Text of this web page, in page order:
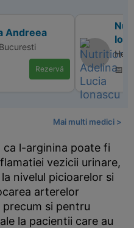
Andreea
Rezervă
📅
Mai multi medici >
ca l-arginina poate fi
vezicii urinare,
nivelul picioarelor si
arterelor
si pentru
la pacientii care au